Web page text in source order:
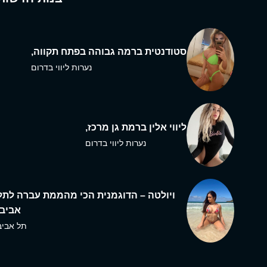
סטודנטית ברמה גבוהה בפתח תקווה,
נערות ליווי בדרום
ליווי אלין ברמת גן מרכז,
נערות ליווי בדרום
ויולטה – הדוגמנית הכי מהממת עברה
תל